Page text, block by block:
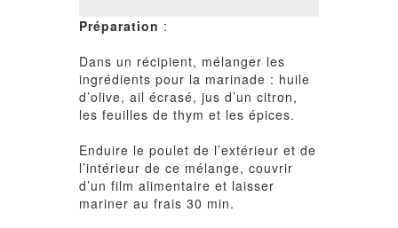
Préparation :
Dans un récipient, mélanger les
ingrédients pour la marinade : huile
d’olive, ail écrasé, jus d’un citron,
les feuilles de thym et les épices.
Enduire le poulet de l’extérieur et de
l’intérieur de ce mélange, couvrir
d’un film alimentaire et laisser
mariner au frais 30 min.